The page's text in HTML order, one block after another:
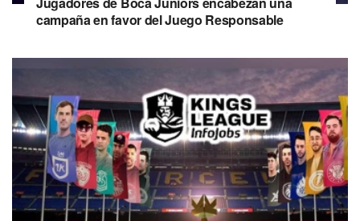
campaña en favor del Juego Responsable